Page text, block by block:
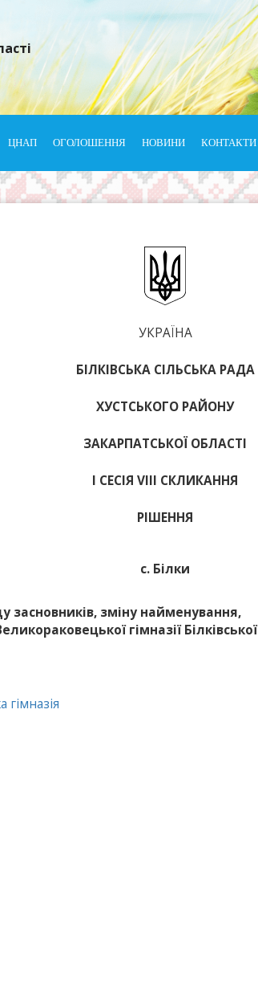
ЦНАП ОГОЛОШЕННЯ НОВИНИ КОНТАКТИ
УКРАЇНА
БІЛКІВСЬКА СІЛЬСЬКА РАДА
ХУСТСЬКОГО РАЙОНУ
ЗАКАРПАТСЬКОЇ ОБЛАСТІ
І СЕСІЯ VIII СКЛИКАННЯ
РІШЕННЯ
с. Білки
засновників, зміну найменування,
гімназії Білківської